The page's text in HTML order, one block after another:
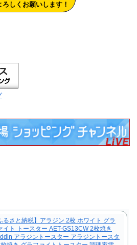
しくお願いします！
るさと納税】アラジン 2枚 ホワイト グラ
イト トースター AET-GS13CW 2枚焼き
アラジントースター アラジントースタ